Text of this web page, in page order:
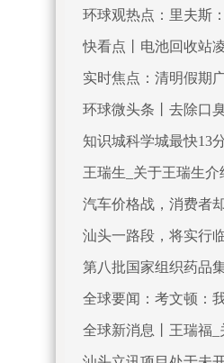
环球观热点：里夫斯
快看点丨电池回收站
实时焦点：清明假期
环球微头条丨去除口
知识城科学城最快13
王瑞生_关于王瑞生介
汽车价格战，消费者
汕头一路段，将实行
第八批国家组织药品
全球要闻：考文顿：
全球新消息丨王瑞福_